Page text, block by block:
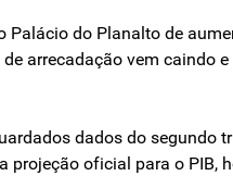
do Planalto de
arrecadação vem caindo
dados do segundo
oficial para o PIB,